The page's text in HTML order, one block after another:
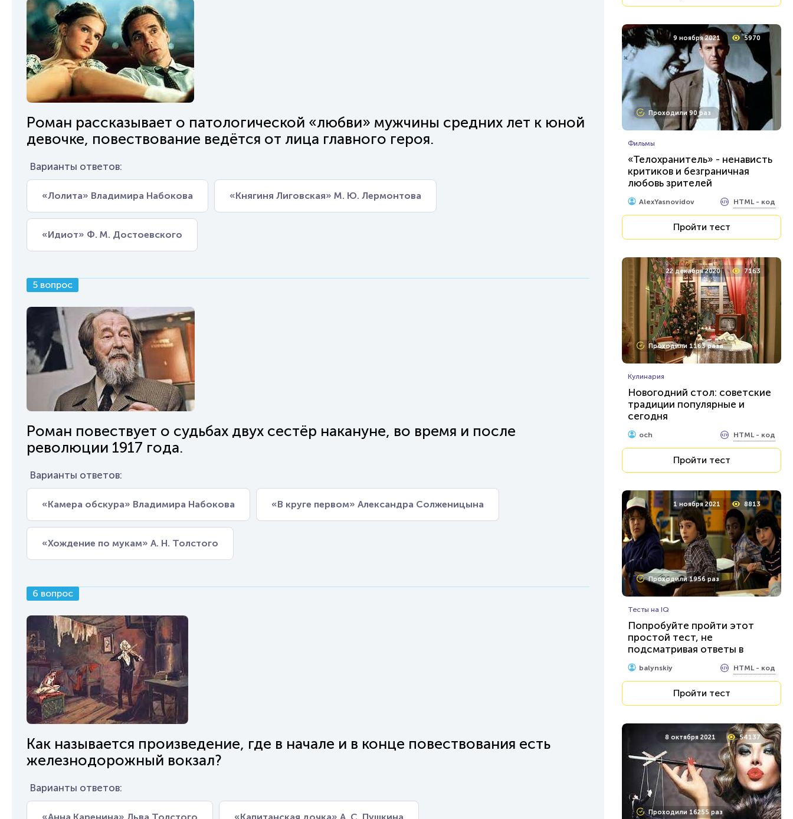
Роман рассказывает о патологической «любви» мужчины средних лет к юной
девочке, повествование ведётся от лица главного героя.
Варианты ответов:
«Лолита» Владимира Набокова «Княгиня Лиговская» М. Ю. Лермонтова
«Идиот» Ф. М. Достоевского
5 вопрос
Роман повествует о судьбах двух сестёр накануне, во время и после
революции 1917 года.
Варианты ответов:
«Камера обскура» Владимира Набокова «В круге первом» Александра Солженицына
«Хождение по мукам» А. Н. Толстого
6 вопрос
Как называется произведение, где в начале и в конце повествования есть
железнодорожный вокзал?
Варианты ответов:
9 ноября 2021 5970
Проходили 90 раз
Фильмы
«Телохранитель» - ненависть
критиков и безграничная
любовь зрителей
AlexYasnovidov HTML - код
Пройти тест
22 декабря 2020 7163
Проходили 1163 раза
Кулинария
Новогодний стол: советские
традиции популярные и
сегодня
och HTML - код
Пройти тест
1 ноября 2021 8813
Проходили 1956 раз
Тесты на IQ
Попробуйте пройти этот
простой тест, не
подсматривая ответы в
интернете
balynskiy HTML - код
Пройти тест
8 октября 2021 54137
Проходили 16255 раз